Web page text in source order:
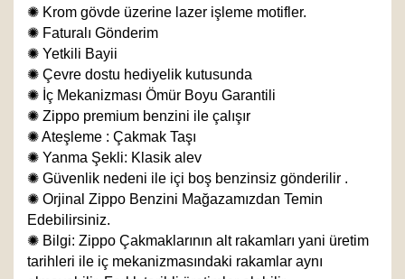
✺ Krom gövde üzerine lazer işleme motifler.
✺ Faturalı Gönderim
✺ Yetkili Bayii
✺ Çevre dostu hediyelik kutusunda
✺ İç Mekanizması Ömür Boyu Garantili
✺ Zippo premium benzini ile çalışır
✺Ateşleme : Çakmak Taşı
✺ Yanma Şekli: Klasik alev
✺ Güvenlik nedeni ile içi boş benzinsiz gönderilir .
✺ Orjinal Zippo Benzini Mağazamızdan Temin
Edebilirsiniz.
✺ Bilgi: Zippo Çakmaklarının alt rakamları yani üretim
tarihleri ile iç mekanizmasındaki rakamlar aynı